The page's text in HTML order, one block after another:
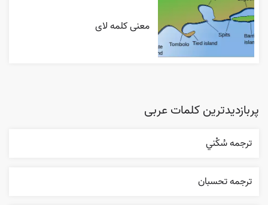
معنی کلمه لای
پربازدیدترین کلمات عربی
ترجمه سُکْني
ترجمه تحسبان